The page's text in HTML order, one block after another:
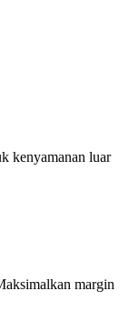
kenyamanan luar
margin